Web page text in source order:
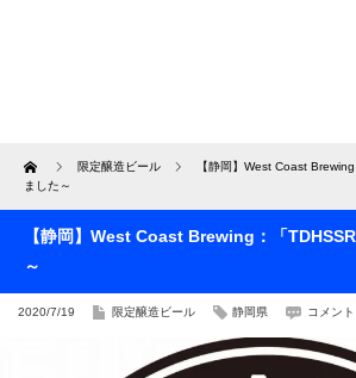
Home 限定醸造ビール
【静岡】West Coast
ました～
【静岡】West Coast Brewing：「
～
2020/7/19 限定醸造ビール 静岡県 コメント